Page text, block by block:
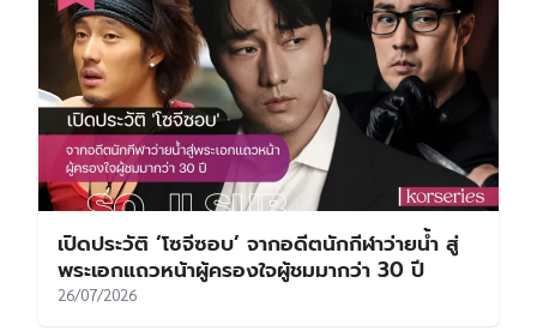
เปิดประวัติ ‘โซจีซอบ’ จากอดีตนักกีฬาว่ายน้ำ สู่
พระเอกแถวหน้าผู้ครองใจผู้ชมมากว่า 30 ปี
26/07/2026